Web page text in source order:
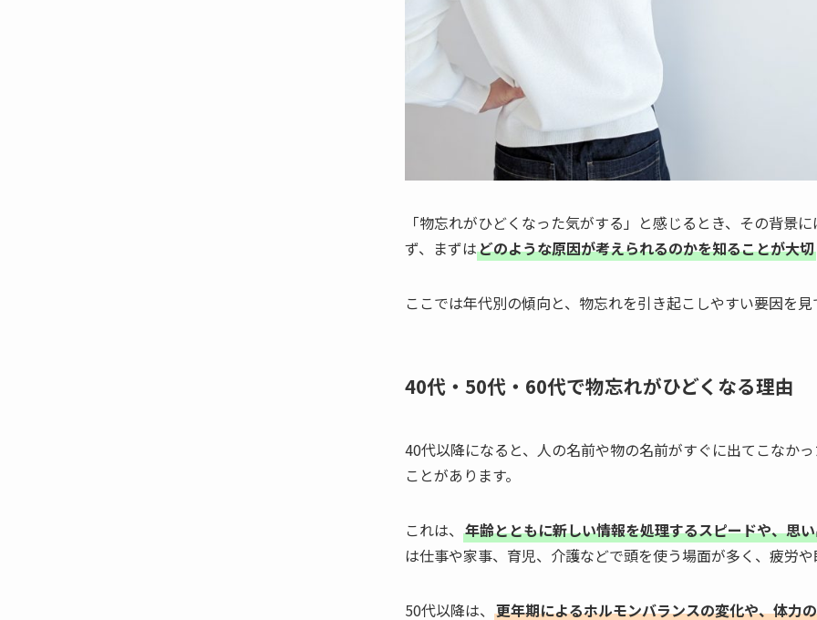
「物忘れがひどくなった気がする」と感じるとき、その背景
ず、まずはどのような原因が考えられるのかを知ることが大切
ここでは年代別の傾向と、物忘れを引き起こしやすい要因を
40代・50代・60代で物忘れがひどくなる理由
40代以降になると、人の名前や物の名前がすぐに出てこなか
ことがあります。
これは、 年齢とともに新しい情報を処理するスピードや、思
は仕事や家事、育児、介護などで頭を使う場面が多く、疲労
50代以降は、 更年期によるホルモンバランスの変化や、体力